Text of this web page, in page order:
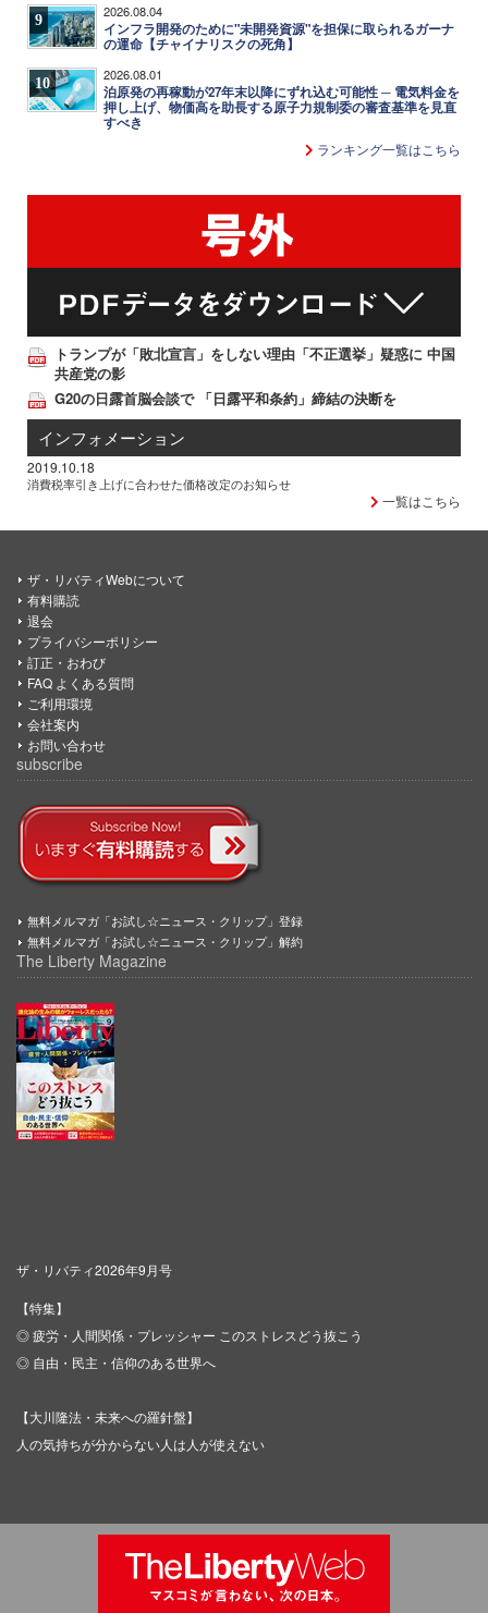
9 2026.08.04
インフラ開発のために"未開発資源"を担保に取られるガーナ
の運命【チャイナリスクの死角】
10 2026.08.01
泊原発の再稼動が27年末以降にずれ込む可能性 ─ 電気料金を
押し上げ、物価高を助長する原子力規制委の審査基準を見直
すべき
ランキング一覧はこちら
トランプが「敗北宣言」をしない理由「不正選挙」疑惑に 中国
共産党の影
G20の日露首脳会談で 「日露平和条約」締結の決断を
インフォメーション
2019.10.18
消費税率引き上げに合わせた価格改定のお知らせ
一覧はこちら
ザ・リバティWebについて
有料購読
退会
プライバシーポリシー
訂正・おわび
FAQ よくある質問
ご利用環境
会社案内
お問い合わせ
subscribe
無料メルマガ「お試し☆ニュース・クリップ」登録
無料メルマガ「お試し☆ニュース・クリップ」解約
The Liberty Magazine
ザ・リバティ2026年9月号
【特集】
◎ 疲労・人間関係・プレッシャー このストレスどう抜こう
◎ 自由・民主・信仰のある世界へ
【大川隆法・未来への羅針盤】
人の気持ちが分からない人は人が使えない